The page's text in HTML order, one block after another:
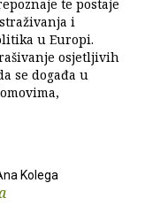
te postaje
i
u Europi.
osjetljivih
se događa u
Kolega